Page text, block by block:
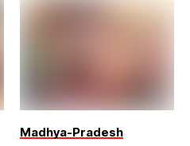
Madhya-Pradesh